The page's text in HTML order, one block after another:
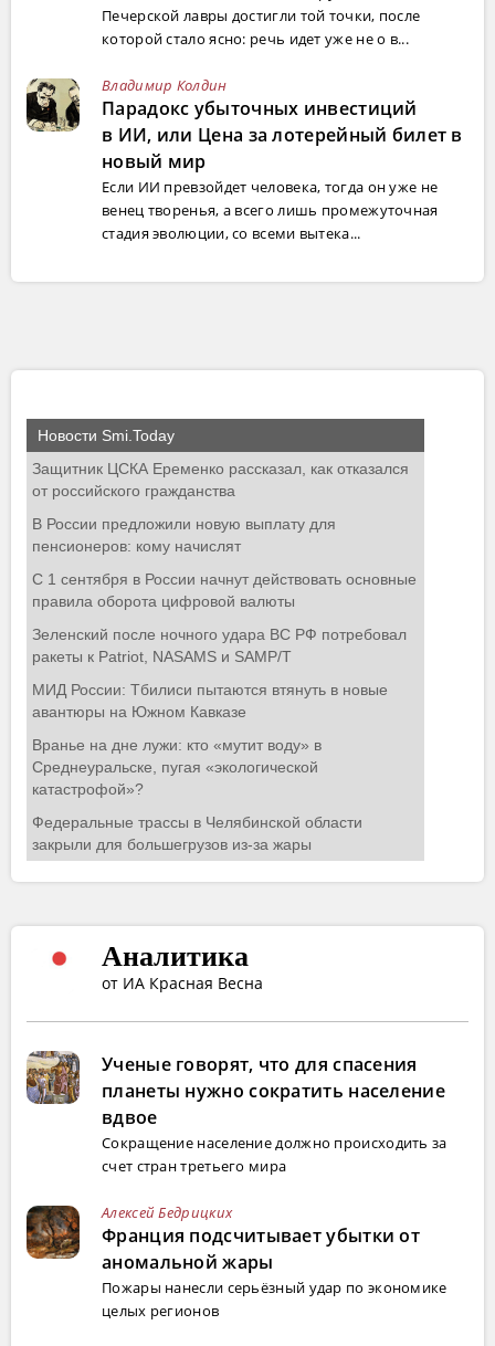
Печерской лавры достигли той точки, после
которой стало ясно: речь идет уже не о в...
Владимир Колдин
Парадокс убыточных инвестиций
в ИИ, или Цена за лотерейный билет в
новый мир
Если ИИ превзойдет человека, тогда он уже не
венец творенья, а всего лишь промежуточная
стадия эволюции, со всеми вытека...
Аналитика
от ИА Красная Весна
Ученые говорят, что для спасения
планеты нужно сократить население
вдвое
Сокращение население должно происходить за
счет стран третьего мира
Алексей Бедрицких
Франция подсчитывает убытки от
аномальной жары
Пожары нанесли серьёзный удар по экономике
целых регионов